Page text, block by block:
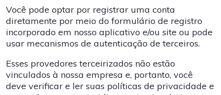
Você pode optar por registrar uma conta
diretamente por meio do formulário de registro
incorporado em nosso aplicativo e/ou site ou pode
usar mecanismos de autenticação de terceiros.
Esses provedores terceirizados não estão
vinculados à nossa empresa e, portanto, você
deve verificar e ler suas políticas de privacidade e